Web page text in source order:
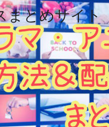
まとめサイト